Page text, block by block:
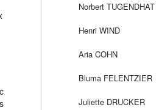
Norbert TUGENDHAT
Henri WIND
Aria COHN
Bluma FELENTZIER
Juliette DRUCKER